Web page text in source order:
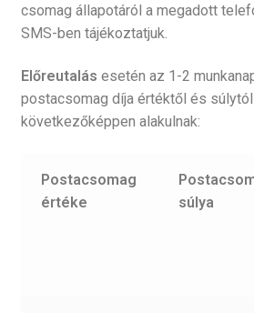
csomag állapotáról a megadott
SMS-ben tájékoztatjuk.
Előreutalás esetén az 1-2
postacsomag díja értéktől és
következőképpen alakulnak:
Postacsomag
értéke
súlya